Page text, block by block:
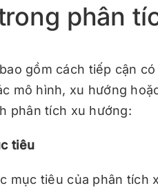
phân
gồm cách tiếp cận
mô hình, xu hướng
phân tích xu hướng:
tiêu
mục tiêu của phân tích